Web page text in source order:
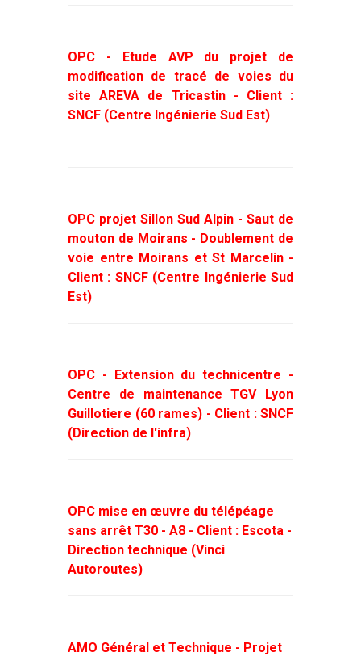
OPC - Etude AVP du projet de
modification de tracé de voies du
site AREVA de Tricastin - Client :
SNCF (Centre Ingénierie Sud Est)
OPC projet Sillon Sud Alpin - Saut de
mouton de Moirans - Doublement de
voie entre Moirans et St Marcelin -
Client : SNCF (Centre Ingénierie Sud
Est)
OPC - Extension du technicentre -
Centre de maintenance TGV Lyon
Guillotiere (60 rames) - Client : SNCF
(Direction de l'infra)
OPC mise en œuvre du télépéage
sans arrêt T30 - A8 - Client : Escota -
Direction technique (Vinci
Autoroutes)
AMO Général et Technique - Projet